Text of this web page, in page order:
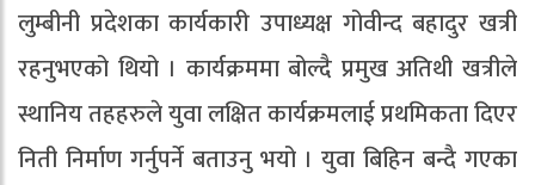
लुम्बीनी प्रदेशका कार्यकारी उपाध्यक्ष गोवीन्द बहादुर खत्री
रहनुभएको थियो । कार्यक्रममा बोल्दै प्रमुख अतिथी खत्रीले
स्थानिय तहहरुले युवा लक्षित कार्यक्रमलाई प्रथमिकता दिएर
निती निर्माण गर्नुपर्ने बताउनु भयो । युवा बिहिन बन्दै गएका